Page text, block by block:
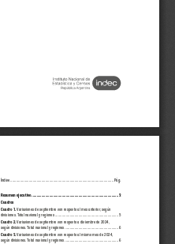
Índice Pág.
Resumen ejecutivo
3
Cuadros
Cuadro 1. Variaciones de septiembre con respecto al mes anterior, según
divisiones. Total nacional y regiones .................................................................
5
Cuadro 2. Variaciones de septiembre con respecto a diciembre de 2024,
según divisiones. Total nacional y regiones.......................................................
6
Cuadro 3. Variaciones de septiembre con respecto al mismo mes de 2024,
según divisiones. Total nacional y regiones.......................................................
6